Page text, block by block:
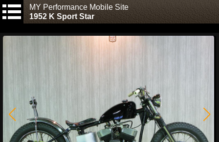
MY Performance Mobile Site
1952 K Sport Star